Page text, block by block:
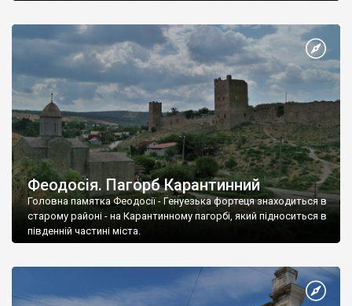
Феодосія. Пагорб Карантинний
Головна памятка Феодосії - Генуезька фортеця знаходиться в
старому районі - на Карантинному пагорбі, який підноситься в
південній частині міста.